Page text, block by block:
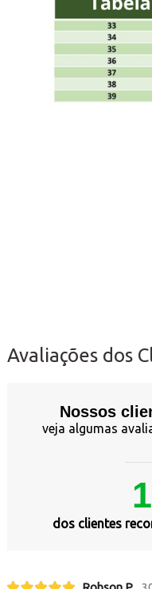
Avaliações dos
Nossos
veja algumas
dos clientes